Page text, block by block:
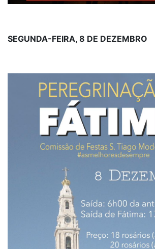
SEGUNDA-FEIRA, 8 DE DEZEMBRO